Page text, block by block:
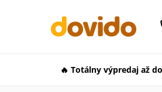
🔥 Totálny výpredaj až